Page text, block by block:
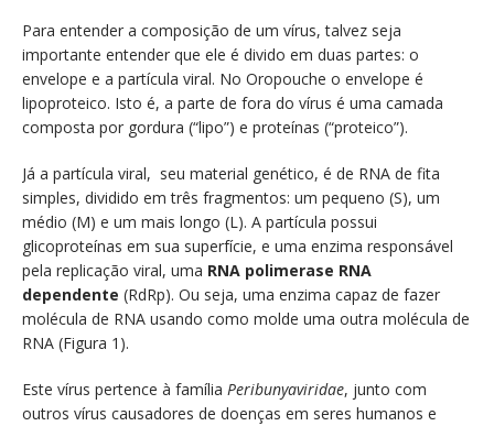
Para entender a composição de um vírus, talvez seja
importante entender que ele é divido em duas partes: o
envelope e a partícula viral. No Oropouche o envelope é
lipoproteico. Isto é, a parte de fora do vírus é uma camada
composta por gordura (“lipo”) e proteínas (“proteico”).
Já a partícula viral, seu material genético, é de RNA de fita
simples, dividido em três fragmentos: um pequeno (S), um
médio (M) e um mais longo (L). A partícula possui
glicoproteínas em sua superfície, e uma enzima responsável
pela replicação viral, uma RNA polimerase RNA
dependente (RdRp). Ou seja, uma enzima capaz de fazer
molécula de RNA usando como molde uma outra molécula de
RNA (Figura 1).
Este vírus pertence à família Peribunyaviridae, junto com
outros vírus causadores de doenças em seres humanos e